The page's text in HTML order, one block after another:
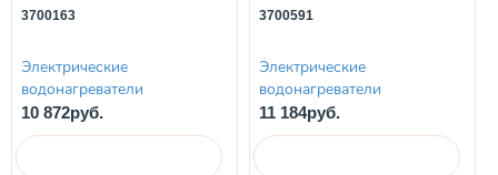
3700163
Электрические
водонагреватели
10 872руб.
3700591
Электрические
водонагреватели
11 184руб.